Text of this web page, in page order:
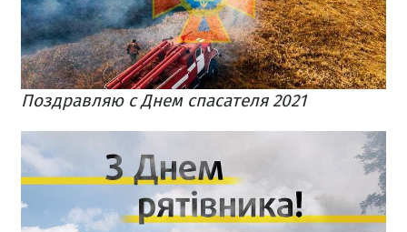
Поздравляю с Днем спасателя 2021